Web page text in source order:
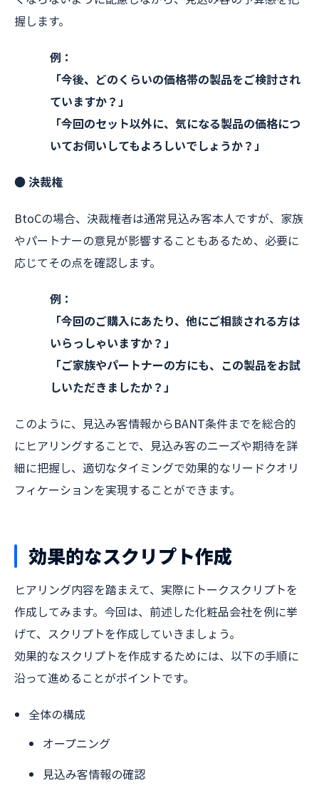
握します。
例：
「今後、どのくらいの価格帯の製品をご検討され
ていますか？」
「今回のセット以外に、気になる製品の価格につ
いてお伺いしてもよろしいでしょうか？」
● 決裁権
BtoCの場合、決裁権者は通常見込み客本人ですが、家族
やパートナーの意見が影響することもあるため、必要に
応じてその点を確認します。
例：
「今回のご購入にあたり、他にご相談される方は
いらっしゃいますか？」
「ご家族やパートナーの方にも、この製品をお試
しいただきましたか？」
このように、見込み客情報からBANT条件までを総合的
にヒアリングすることで、見込み客のニーズや期待を詳
細に把握し、適切なタイミングで効果的なリードクオリ
フィケーションを実現することができます。
効果的なスクリプト作成
ヒアリング内容を踏まえて、実際にトークスクリプトを
作成してみます。今回は、前述した化粧品会社を例に挙
げて、スクリプトを作成していきましょう。
効果的なスクリプトを作成するためには、以下の手順に
沿って進めることがポイントです。
全体の構成
オープニング
見込み客情報の確認